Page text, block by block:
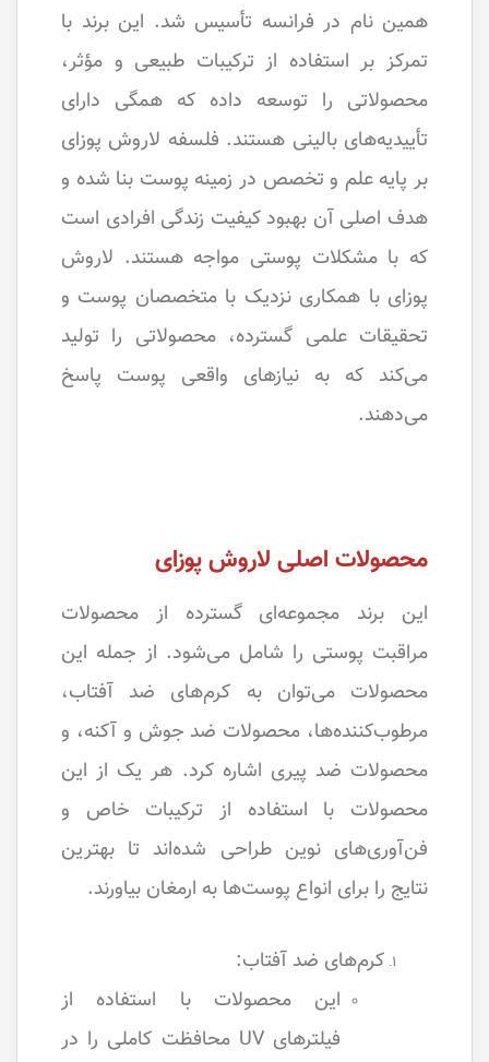
همین نام در فرانسه تأسیس شد. این برند با
تمرکز بر استفاده از ترکیبات طبیعی و مؤثر،
محصولاتی را توسعه داده که همگی دارای
تأییدیه‌های بالینی هستند. فلسفه لاروش پوزای
بر پایه علم و تخصص در زمینه پوست بنا شده و
هدف اصلی آن بهبود کیفیت زندگی افرادی است
که با مشکلات پوستی مواجه هستند. لاروش
پوزای با همکاری نزدیک با متخصصان پوست و
تحقیقات علمی گسترده، محصولاتی را تولید
می‌کند که به نیازهای واقعی پوست پاسخ
می‌دهند.
محصولات اصلی لاروش پوزای
این برند مجموعه‌ای گسترده از محصولات
مراقبت پوستی را شامل می‌شود. از جمله این
محصولات می‌توان به کرم‌های ضد آفتاب،
مرطوب‌کننده‌ها، محصولات ضد جوش و آکنه، و
محصولات ضد پیری اشاره کرد. هر یک از این
محصولات با استفاده از ترکیبات خاص و
فن‌آوری‌های نوین طراحی شده‌اند تا بهترین
نتایج را برای انواع پوست‌ها به ارمغان بیاورند.
کرم‌های ضد آفتاب:
این محصولات با استفاده از
فیلترهای UV محافظت کاملی را در